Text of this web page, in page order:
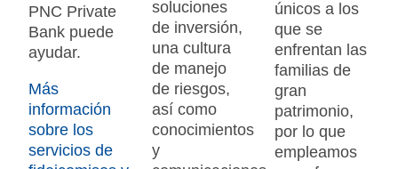
PNC Private
Bank puede
ayudar.
Más
información
sobre los
servicios de
soluciones
de inversión,
una cultura
de manejo
de riesgos,
así como
conocimientos
y
únicos a los
que se
enfrentan las
familias de
gran
patrimonio,
por lo que
empleamos